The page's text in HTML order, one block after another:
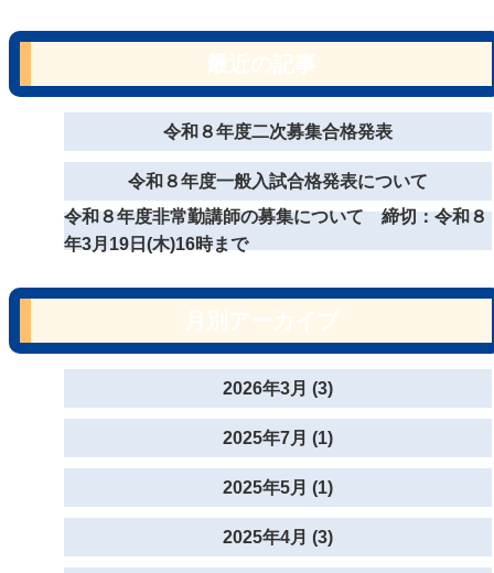
令和８年度二次募集合格発表
令和８年度一般入試合格発表について
令和８年度非常勤講師の募集について 締切：令和８
年3月19日(木)16時まで
2026年3月 (3)
2025年7月 (1)
2025年5月 (1)
2025年4月 (3)